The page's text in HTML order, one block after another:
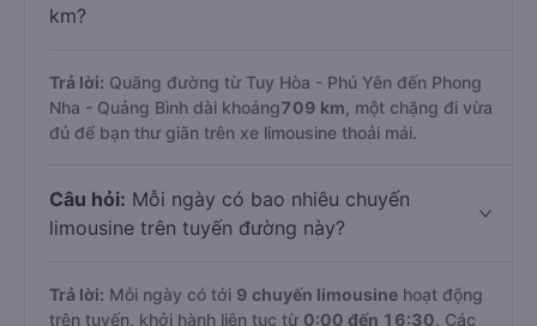
km?
Trả lời: Quãng đường từ Tuy Hòa - Phú Yên đến Phong
Nha - Quảng Bình dài khoảng709 km , một chặng đi vừa
đủ để bạn thư giãn trên xe limousine thoải mái.
Câu hỏi: Mỗi ngày có bao nhiêu chuyến
limousine trên tuyến đường này?
Trả lời: Mỗi ngày có tới 9 chuyến limousine hoạt động
trên tuyến, khởi hành liên tục từ 0:00 đến 16:30. Các